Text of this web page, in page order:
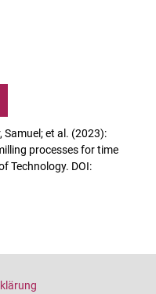
Samuel; et al. (2023):
processes for time
Technology. DOI: